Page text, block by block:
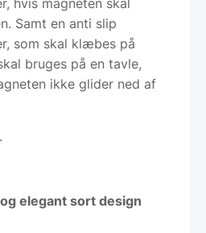
hvis magneten skal
Samt en anti slip
som skal klæbes på
bruges på en tavle,
ikke glider ned af
elegant sort design